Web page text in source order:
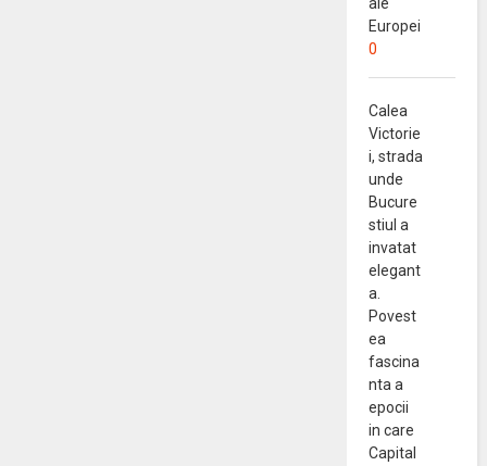
Europei
0
Calea
Victorie
i, strada
unde
Bucure
stiul a
invatat
elegant
a.
Povest
ea
fascina
nta a
epocii
in care
Capital